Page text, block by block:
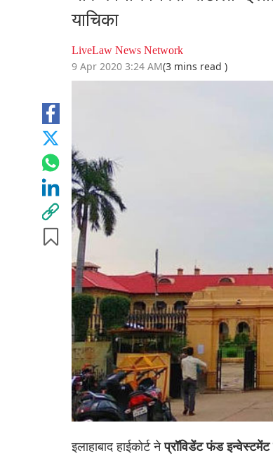
याचिका
LiveLaw News Network
9 Apr 2020 3:24 AM(3 mins read )
इलाहाबाद हाईकोर्ट नेप्रॉविडेंट फंड